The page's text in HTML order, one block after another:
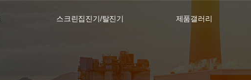
스크린집진기/탈진기 제품갤러리